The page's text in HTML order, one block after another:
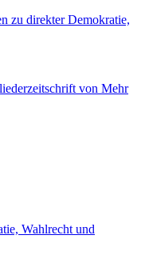
zu direkter Demokratie,
von Mehr
Wahlrecht und